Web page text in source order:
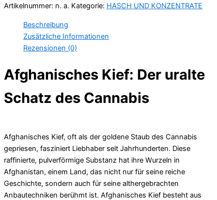
Artikelnummer: n. a. Kategorie: HASCH UND KONZENTRATE
Beschreibung
Zusätzliche Informationen
Rezensionen (0)
Afghanisches Kief: Der uralte
Schatz des Cannabis
Afghanisches Kief, oft als der goldene Staub des Cannabis
gepriesen, fasziniert Liebhaber seit Jahrhunderten. Diese
raffinierte, pulverförmige Substanz hat ihre Wurzeln in
Afghanistan, einem Land, das nicht nur für seine reiche
Geschichte, sondern auch für seine althergebrachten
Anbautechniken berühmt ist. Afghanisches Kief besteht aus